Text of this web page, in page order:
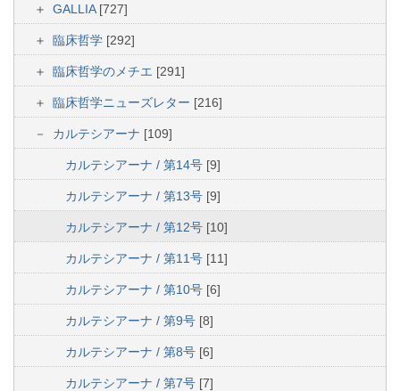
GALLIA [727]
臨床哲学 [292]
臨床哲学のメチエ [291]
臨床哲学ニューズレター [216]
カルテシアーナ [109]
カルテシアーナ / 第14号 [9]
カルテシアーナ / 第13号 [9]
カルテシアーナ / 第12号 [10]
カルテシアーナ / 第11号 [11]
カルテシアーナ / 第10号 [6]
カルテシアーナ / 第9号 [8]
カルテシアーナ / 第8号 [6]
カルテシアーナ / 第7号 [7]